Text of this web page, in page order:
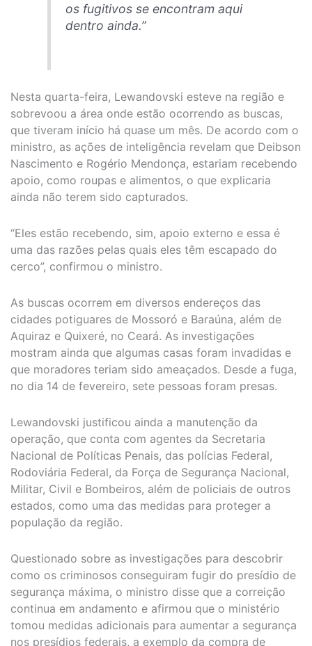
os fugitivos se encontram aqui
dentro ainda.”
Nesta quarta-feira, Lewandovski esteve na região e
sobrevoou a área onde estão ocorrendo as buscas,
que tiveram início há quase um mês. De acordo com o
ministro, as ações de inteligência revelam que Deibson
Nascimento e Rogério Mendonça, estariam recebendo
apoio, como roupas e alimentos, o que explicaria
ainda não terem sido capturados.
“Eles estão recebendo, sim, apoio externo e essa é
uma das razões pelas quais eles têm escapado do
cerco”, confirmou o ministro.
As buscas ocorrem em diversos endereços das
cidades potiguares de Mossoró e Baraúna, além de
Aquiraz e Quixeré, no Ceará. As investigações
mostram ainda que algumas casas foram invadidas e
que moradores teriam sido ameaçados. Desde a fuga,
no dia 14 de fevereiro, sete pessoas foram presas.
Lewandovski justificou ainda a manutenção da
operação, que conta com agentes da Secretaria
Nacional de Políticas Penais, das polícias Federal,
Rodoviária Federal, da Força de Segurança Nacional,
Militar, Civil e Bombeiros, além de policiais de outros
estados, como uma das medidas para proteger a
população da região.
Questionado sobre as investigações para descobrir
como os criminosos conseguiram fugir do presídio de
segurança máxima, o ministro disse que a correição
continua em andamento e afirmou que o ministério
tomou medidas adicionais para aumentar a segurança
nos presídios federais, a exemplo da compra de